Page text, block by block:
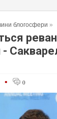
блогосфери »
• 0